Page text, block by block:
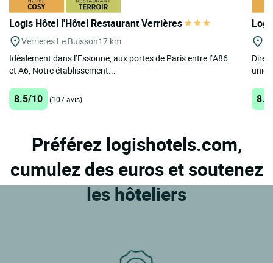
Logis Hôtel l'Hôtel Restaurant Verrières
Verrieres Le Buisson17 km
Idéalement dans l’Essonne, aux portes de Paris entre l’A86
et A6, Notre établissement...
8.5/10 (107 avis)
Préférez logishotels.com,
cumulez des euros et soutenez
les hôteliers